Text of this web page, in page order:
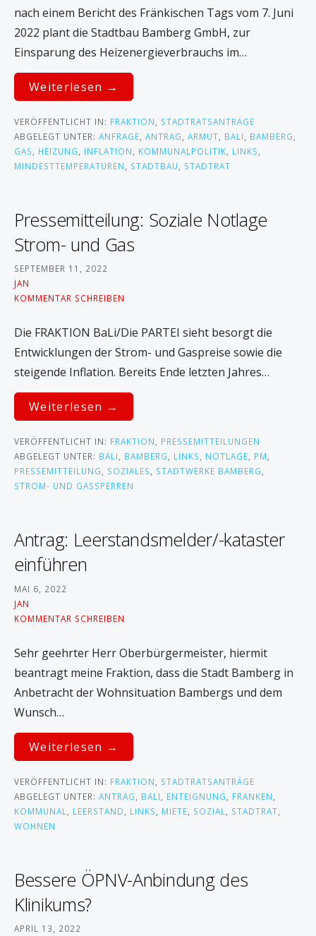
nach einem Bericht des Fränkischen Tags vom 7. Juni
2022 plant die Stadtbau Bamberg GmbH, zur
Einsparung des Heizenergieverbrauchs im…
Weiterlesen →
VERÖFFENTLICHT IN: FRAKTION
STADTRATSANTRÄGE
ABGELEGT UNTER: ANFRAGE ANTRAG ARMUT BALI BAMBERG
GAS
HEIZUNG INFLATION KOMMUNALPOLITIK LINKS
MINDESTTEMPERATUREN
STADTBAU STADTRAT
Pressemitteilung: Soziale Notlage
Strom- und Gas
SEPTEMBER 11, 2022
JAN
KOMMENTAR SCHREIBEN
Die FRAKTION BaLi/Die PARTEI sieht besorgt die
Entwicklungen der Strom- und Gaspreise sowie die
steigende Inflation. Bereits Ende letzten Jahres…
Weiterlesen →
VERÖFFENTLICHT IN: FRAKTION, PRESSEMITTEILUNGEN
ABGELEGT UNTER: BALI, BAMBERG, LINKS, NOTLAGE, PM,
PRESSEMITTEILUNG, SOZIALES, STADTWERKE BAMBERG,
STROM- UND GASSPERREN
Antrag: Leerstandsmelder/-kataster
einführen
MAI 6, 2022
JAN
KOMMENTAR SCHREIBEN
Sehr geehrter Herr Oberbürgermeister, hiermit
beantragt meine Fraktion, dass die Stadt Bamberg in
Anbetracht der Wohnsituation Bambergs und dem
Wunsch…
Weiterlesen →
VERÖFFENTLICHT IN: FRAKTION
STADTRATSANTRÄGE
ABGELEGT UNTER: ANTRAG BALI ENTEIGNUNG FRANKEN
KOMMUNAL
LEERSTAND LINKS MIETE SOZIAL STADTRAT
WOHNEN
Bessere ÖPNV-Anbindung des
Klinikums?
APRIL 13, 2022